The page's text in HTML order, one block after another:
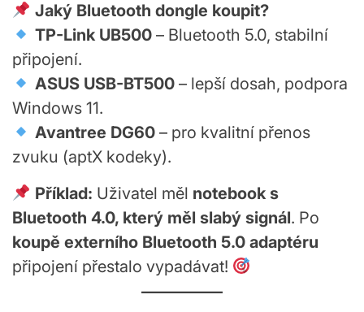
Jaký Bluetooth dongle koupit?
TP-Link UB500– Bluetooth 5.0, stabilní
připojení.
ASUS USB-BT500– lepší dosah, podpora
Windows 11.
Avantree DG60– pro kvalitní přenos
zvuku (aptX kodeky).
Příklad: Uživatel měl notebook s
Bluetooth 4.0, který měl slabý signál. Po
koupě externího Bluetooth 5.0 adaptéru
připojení přestalo vypadávat!